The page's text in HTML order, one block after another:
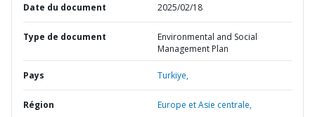
Date du document 2025/02/18
Type de document
Environmental and Social
Management Plan
Pays Turkiye,
Région Europe et Asie centrale,